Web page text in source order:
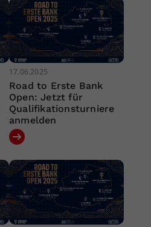
17.06.2025
Road to Erste Bank
Open: Jetzt für
Qualifikationsturniere
anmelden